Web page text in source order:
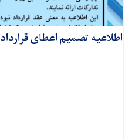
اطلاعیه تصمیم اعطای قرارداد